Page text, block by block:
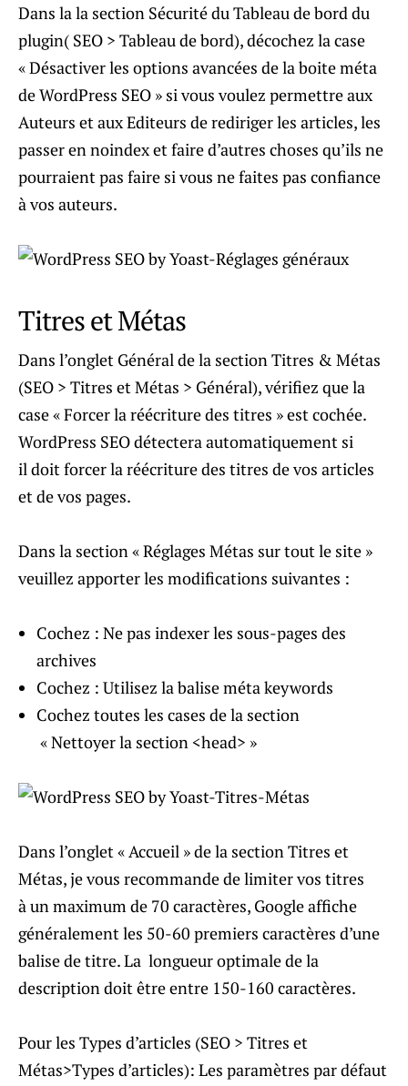
Dans la la section Sécurité du Tableau de bord du
plugin( SEO > Tableau de bord), décochez la case
« Désactiver les options avancées de la boite méta
de WordPress SEO » si vous voulez permettre aux
Auteurs et aux Editeurs de rediriger les articles, les
passer en noindex et faire d’autres choses qu’ils ne
pourraient pas faire si vous ne faites pas confiance
à vos auteurs.
Titres et Métas
Dans l’onglet Général de la section Titres & Métas
(SEO > Titres et Métas > Général), vérifiez que la
case « Forcer la réécriture des titres » est cochée.
WordPress SEO détectera automatiquement si
il doit forcer la réécriture des titres de vos articles
et de vos pages.
Dans la section « Réglages Métas sur tout le site »
veuillez apporter les modifications suivantes :
Cochez : Ne pas indexer les sous-pages des
archives
Cochez : Utilisez la balise méta keywords
Cochez toutes les cases de la section
« Nettoyer la section <head> »
Dans l’onglet « Accueil » de la section Titres et
Métas, je vous recommande de limiter vos titres
à un maximum de 70 caractères, Google affiche
généralement les 50-60 premiers caractères d’une
balise de titre. La longueur optimale de la
description doit être entre 150-160 caractères.
Pour les Types d’articles (SEO > Titres et
Métas>Types d’articles): Les paramètres par défaut